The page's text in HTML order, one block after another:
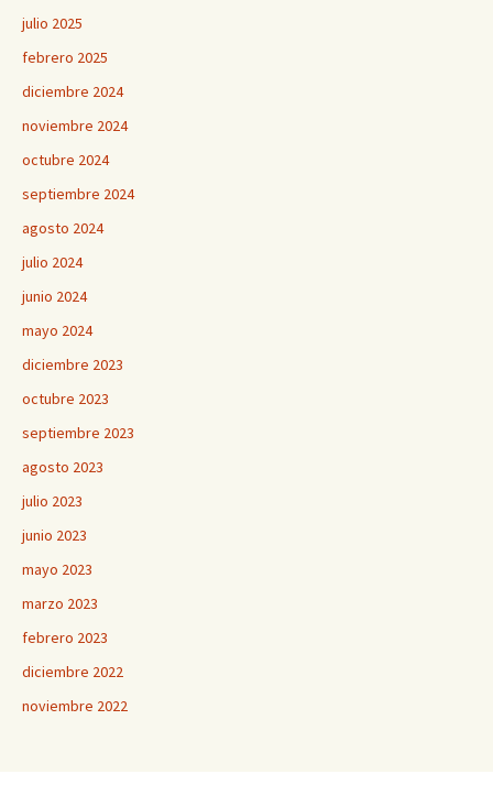
julio 2025
febrero 2025
diciembre 2024
noviembre 2024
octubre 2024
septiembre 2024
agosto 2024
julio 2024
junio 2024
mayo 2024
diciembre 2023
octubre 2023
septiembre 2023
agosto 2023
julio 2023
junio 2023
mayo 2023
marzo 2023
febrero 2023
diciembre 2022
noviembre 2022